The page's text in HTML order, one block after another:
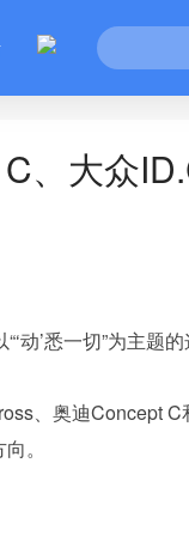
、大众
动’悉一切”为主题
、奥迪Concept
。